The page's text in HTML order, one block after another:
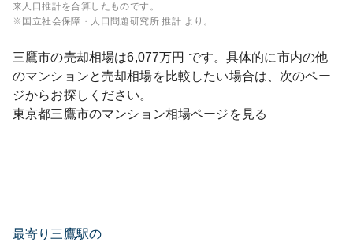
来人口推計を合算したものです。
※国立社会保障・人口問題研究所 推計 より。
三鷹市の売却相場は6,077万円 です。具体的に市内の他
のマンションと売却相場を比較したい場合は、次のペー
ジからお探しください。
東京都三鷹市のマンション相場ページを見る
最寄り三鷹駅の